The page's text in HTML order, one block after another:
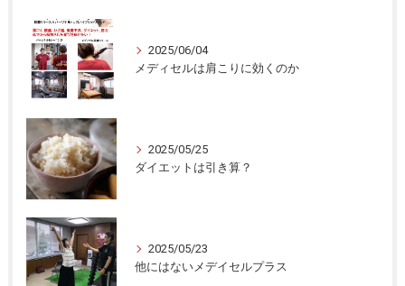
2025/06/04
メディセルは肩こりに効くのか
2025/05/25
ダイエットは引き算？
2025/05/23
他にはないメデイセルプラス